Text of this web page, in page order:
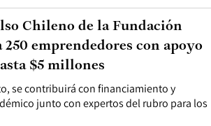
se contribuirá con financiamiento y
junto con expertos del rubro para los
Chileno de la Fundación
emprendedores con apoyo
$5 millones